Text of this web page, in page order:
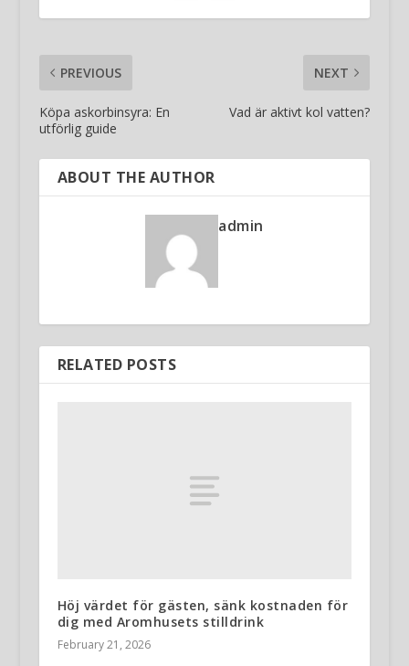
PREVIOUS
Köpa askorbinsyra: En
utförlig guide
NEXT
Vad är aktivt kol vatten?
ABOUT THE AUTHOR
admin
RELATED POSTS
Höj värdet för gästen, sänk kostnaden för
dig med Aromhusets stilldrink
February 21, 2026